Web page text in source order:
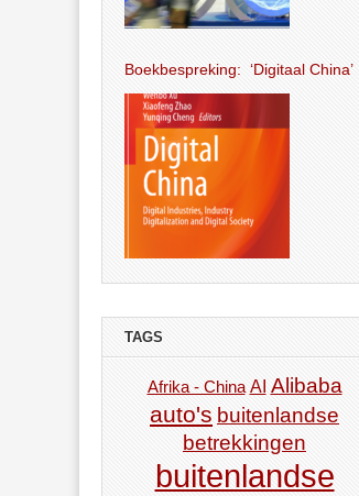
Boekbespreking: ‘Digitaal China’
TAGS
Afrika - China AI Alibaba
auto's buitenlandse
betrekkingen
buitenlandse